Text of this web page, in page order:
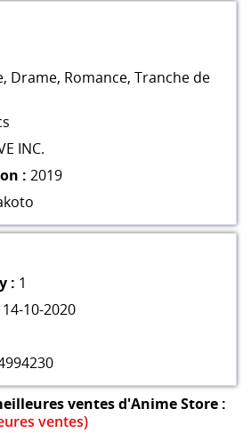
, Drame, Romance, Tranche de
INC.
: 2019
: 1
14-10-2020
ventes d'Anime Store :
ventes)